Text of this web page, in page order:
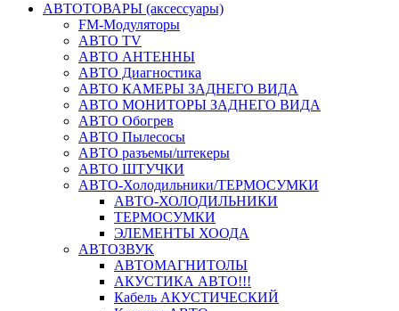
АВТОТОВАРЫ (аксессуары)
FM-Модуляторы
АВТО TV
АВТО АНТЕННЫ
АВТО Диагностика
АВТО КАМЕРЫ ЗАДНЕГО ВИДА
АВТО МОНИТОРЫ ЗАДНЕГО ВИДА
АВТО Обогрев
АВТО Пылесосы
АВТО разъемы/штекеры
АВТО ШТУЧКИ
АВТО-Холодильники/ТЕРМОСУМКИ
АВТО-ХОЛОДИЛЬНИКИ
ТЕРМОСУМКИ
ЭЛЕМЕНТЫ ХООДА
АВТОЗВУК
АВТОМАГНИТОЛЫ
АКУСТИКА АВТО!!!
Кабель АКУСТИЧЕСКИЙ